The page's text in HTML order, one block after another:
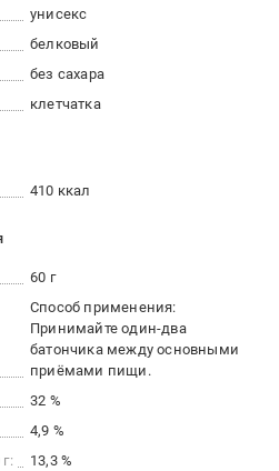
унисекс
белковый
без сахара
клетчатка
410 ккал
60 г
Способ применения:
Принимайте один-два
батончика между основными
приёмами пищи.
32 %
4,9 %
13,3 %